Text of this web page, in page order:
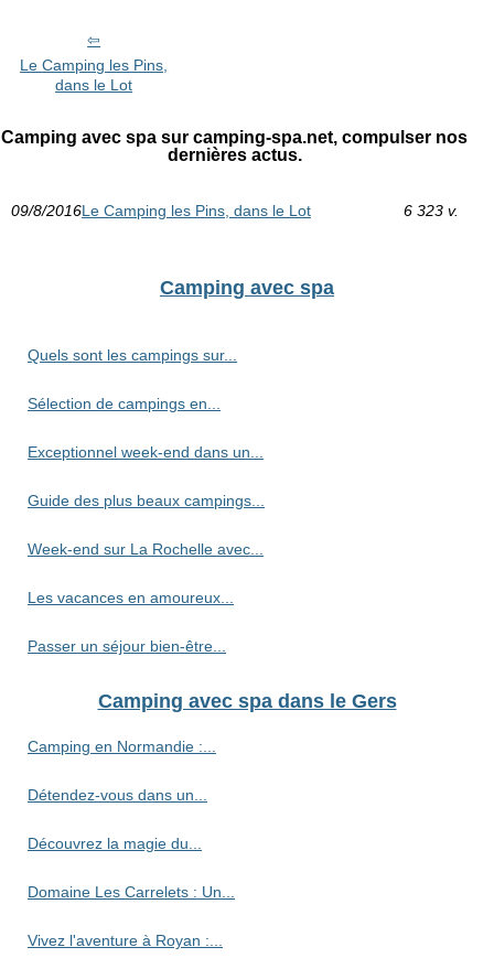
Le Camping les Pins,
dans le Lot
Camping avec spa sur camping-spa.net, compulser nos
dernières actus.
09/8/2016Le Camping les Pins, dans le Lot 6 323 v.
Camping avec spa
Quels sont les campings sur...
Sélection de campings en...
Exceptionnel week-end dans un...
Guide des plus beaux campings...
Week-end sur La Rochelle avec...
Les vacances en amoureux...
Passer un séjour bien-être...
Camping avec spa dans le Gers
Camping en Normandie :...
Détendez-vous dans un...
Découvrez la magie du...
Domaine Les Carrelets : Un...
Vivez l'aventure à Royan :...